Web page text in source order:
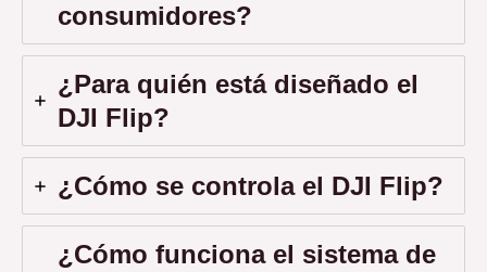
consumidores?
¿Para quién está diseñado el
DJI Flip?
¿Cómo se controla el DJI Flip?
¿Cómo funciona el sistema de